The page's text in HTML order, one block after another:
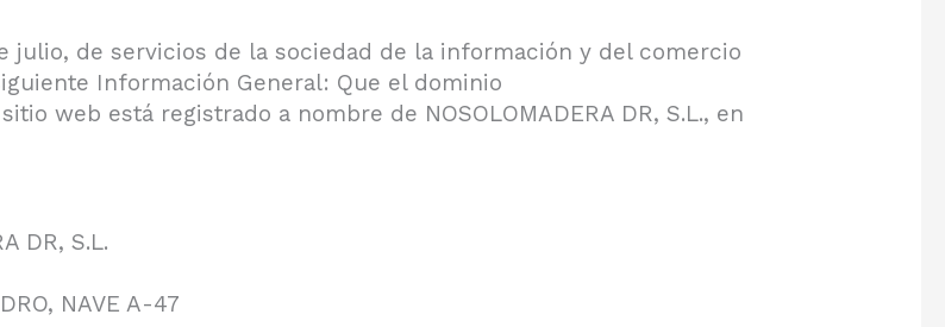
julio, de servicios de la sociedad de la información y del comercio
Información General: Que el dominio
web está registrado a nombre de NOSOLOMADERA DR, S.L., en
DR, S.L.
NAVE A-47